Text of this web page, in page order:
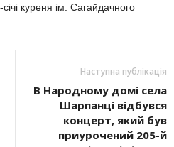
куреня ім. Сагайдачного
Наступна публікація
В Народному домі села
Шарпанці відбувся
концерт, який був
приурочений 205-й